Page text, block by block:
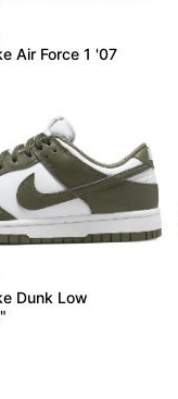
Air Force 1 '07
Dunk Low